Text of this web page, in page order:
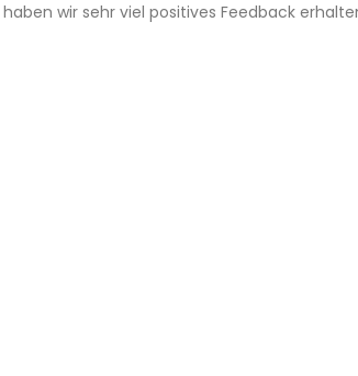
haben wir sehr viel positives Feedback